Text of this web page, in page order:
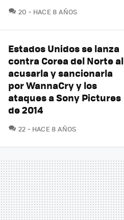
20 COMENTARIOS
HACE 8 AÑOS
Estados Unidos se lanza
contra Corea del Norte al
acusarla y sancionarla
por WannaCry y los
ataques a Sony Pictures
de 2014
22 COMENTARIOS
HACE 8 AÑOS